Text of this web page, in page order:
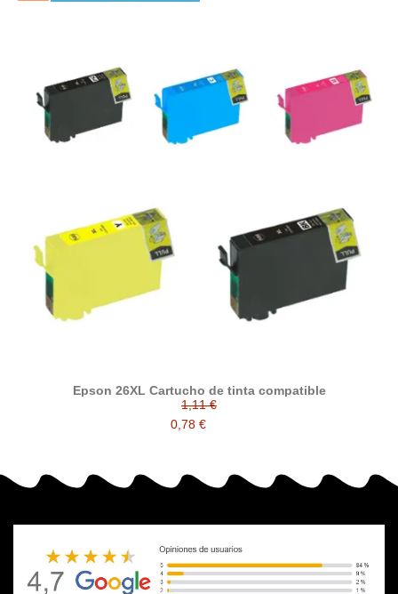
Epson 26XL Cartucho de tinta compatible
1,11 €
0,78 €